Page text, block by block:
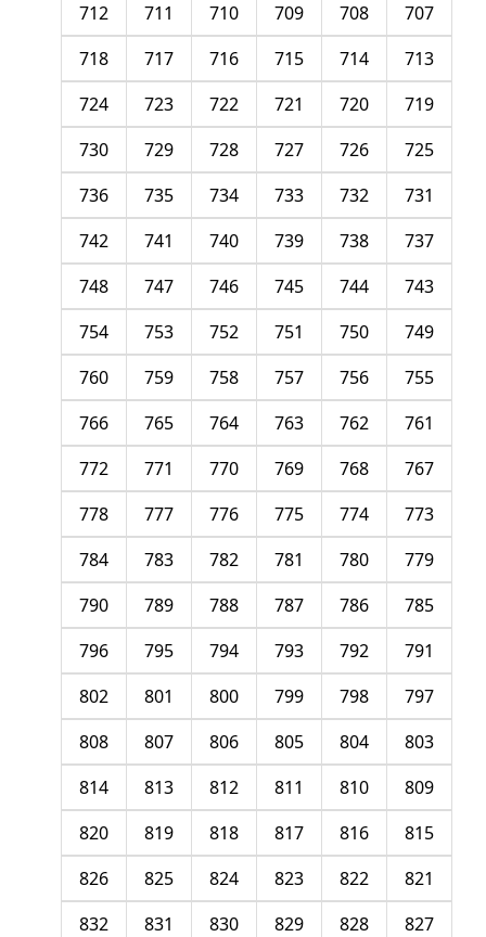
707
708
709
710
711
712
713
714
715
716
717
718
719
720
721
722
723
724
725
726
727
728
729
730
731
732
733
734
735
736
737
738
739
740
741
742
743
744
745
746
747
748
749
750
751
752
753
754
755
756
757
758
759
760
761
762
763
764
765
766
767
768
769
770
771
772
773
774
775
776
777
778
779
780
781
782
783
784
785
786
787
788
789
790
791
792
793
794
795
796
797
798
799
800
801
802
803
804
805
806
807
808
809
810
811
812
813
814
815
816
817
818
819
820
821
822
823
824
825
826
827
828
829
830
831
832